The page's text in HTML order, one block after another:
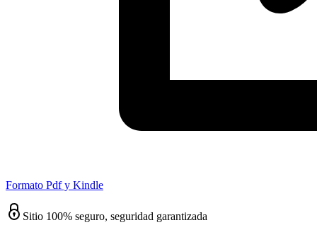
Formato Pdf y Kindle
Sitio 100% seguro, seguridad garantizada